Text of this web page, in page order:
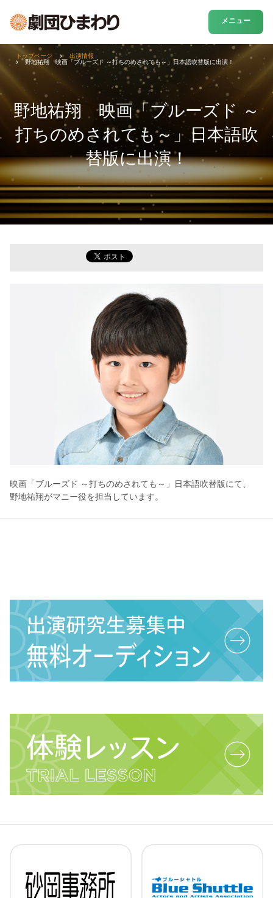
メニュー
野地祐翔 映画「ブルーズド ～
打ちのめされても～」日本語吹
替版に出演！
トップページ
出演情報
野地祐翔 映画「ブルーズド ～打ちのめされても～」日本語吹替版に出演！
映画「ブルーズド ～打ちのめされても～」日本語吹替版にて、
野地祐翔がマニー役を担当しています。